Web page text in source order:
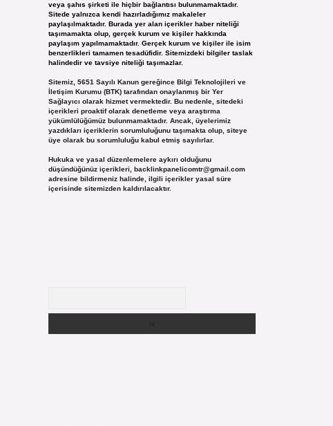
veya şahıs şirketi ile hiçbir bağlantısı bulunmamaktadır.
Sitede yalnızca kendi hazırladığımız makaleler
paylaşılmaktadır. Burada yer alan içerikler haber niteliği
taşımamakta olup, gerçek kurum ve kişiler hakkında
paylaşım yapılmamaktadır. Gerçek kurum ve kişiler ile isim
benzerlikleri tamamen tesadüfidir. Sitemizdeki bilgiler taslak
halindedir ve tavsiye niteliği taşımazlar.
Sitemiz, 5651 Sayılı Kanun gereğince Bilgi Teknolojileri ve
İletişim Kurumu (BTK) tarafından onaylanmış bir Yer
Sağlayıcı olarak hizmet vermektedir. Bu nedenle, sitedeki
içerikleri proaktif olarak denetleme veya araştırma
yükümlülüğümüz bulunmamaktadır. Ancak, üyelerimiz
yazdıkları içeriklerin sorumluluğunu taşımakta olup, siteye
üye olarak bu sorumluluğu kabul etmiş sayılırlar.
Hukuka ve yasal düzenlemelere aykırı olduğunu
düşündüğünüz içerikleri, backlinkpanelicomtr@gmail.com
adresine bildirmeniz halinde, ilgili içerikler yasal süre
içerisinde sitemizden kaldırılacaktır.